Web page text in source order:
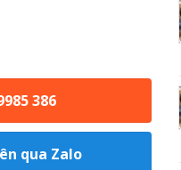
386
qua Zalo